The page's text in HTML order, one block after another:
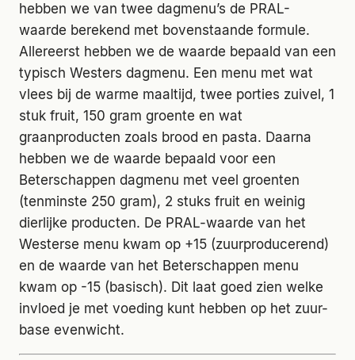
hebben we van twee dagmenu’s de PRAL-
waarde berekend met bovenstaande formule.
Allereerst hebben we de waarde bepaald van een
typisch Westers dagmenu. Een menu met wat
vlees bij de warme maaltijd, twee porties zuivel, 1
stuk fruit, 150 gram groente en wat
graanproducten zoals brood en pasta. Daarna
hebben we de waarde bepaald voor een
Beterschappen dagmenu met veel groenten
(tenminste 250 gram), 2 stuks fruit en weinig
dierlijke producten. De PRAL-waarde van het
Westerse menu kwam op +15 (zuurproducerend)
en de waarde van het Beterschappen menu
kwam op -15 (basisch). Dit laat goed zien welke
invloed je met voeding kunt hebben op het zuur-
base evenwicht.